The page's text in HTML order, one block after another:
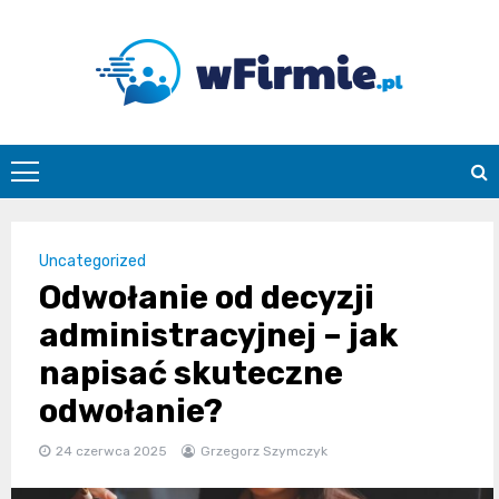
Wfirmie.pl
Uncategorized
Odwołanie od decyzji
administracyjnej – jak
napisać skuteczne
odwołanie?
24 czerwca 2025 Grzegorz Szymczyk